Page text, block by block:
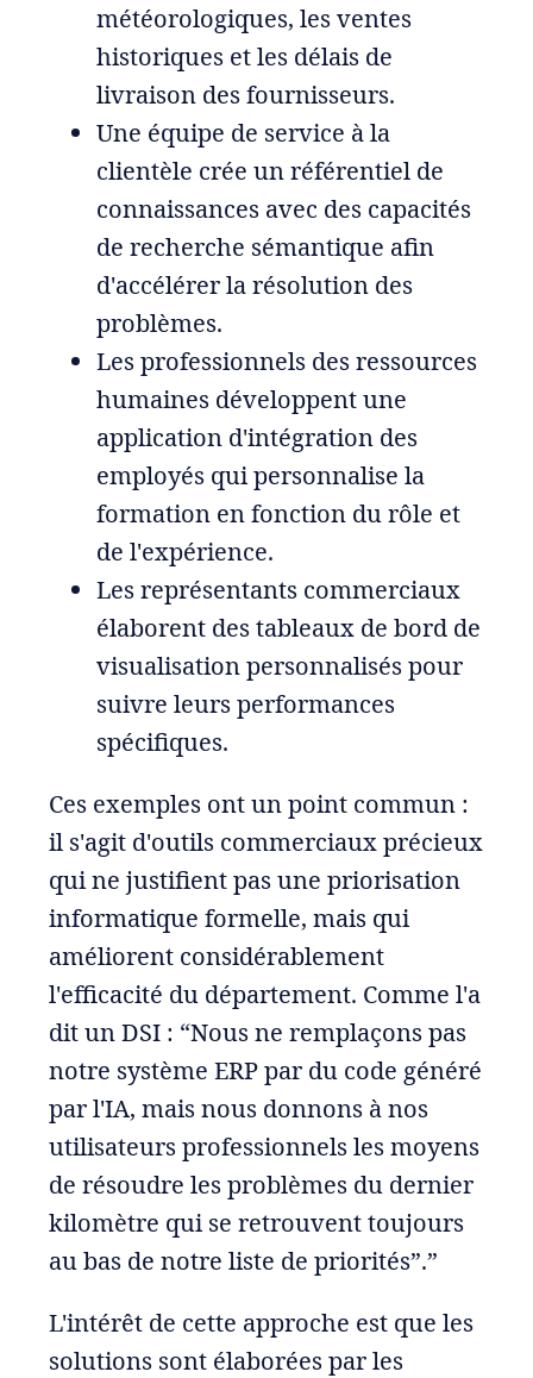
météorologiques, les ventes
historiques et les délais de
livraison des fournisseurs.
Une équipe de service à la
clientèle crée un référentiel de
connaissances avec des capacités
de recherche sémantique afin
d'accélérer la résolution des
problèmes.
Les professionnels des ressources
humaines développent une
application d'intégration des
employés qui personnalise la
formation en fonction du rôle et
de l'expérience.
Les représentants commerciaux
élaborent des tableaux de bord de
visualisation personnalisés pour
suivre leurs performances
spécifiques.
Ces exemples ont un point commun :
il s'agit d'outils commerciaux précieux
qui ne justifient pas une priorisation
informatique formelle, mais qui
améliorent considérablement
l'efficacité du département. Comme l'a
dit un DSI : “Nous ne remplaçons pas
notre système ERP par du code généré
par l'IA, mais nous donnons à nos
utilisateurs professionnels les moyens
de résoudre les problèmes du dernier
kilomètre qui se retrouvent toujours
au bas de notre liste de priorités”.”
L'intérêt de cette approche est que les
solutions sont élaborées par les